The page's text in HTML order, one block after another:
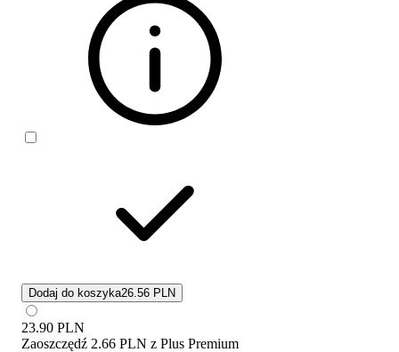
Dodaj do koszyka26.56 PLN
23.90 PLN
Zaoszczędź 2.66 PLN z Plus Premium